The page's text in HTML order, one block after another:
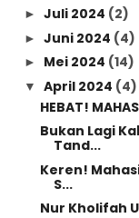
► Juli 2024 (2)
► Juni 2024 (4)
► Mei 2024 (14)
▼ April 2024 (4)
HEBAT!
Bukan Lagi
Tand...
Keren!
S...
Nur Kholifah